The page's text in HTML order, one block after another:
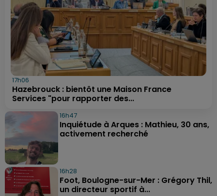
17h06
Hazebrouck : bientôt une Maison France
Services "pour rapporter des...
16h47
Inquiétude à Arques : Mathieu, 30 ans,
activement recherché
16h28
Foot, Boulogne-sur-Mer : Grégory Thil,
un directeur sportif à...